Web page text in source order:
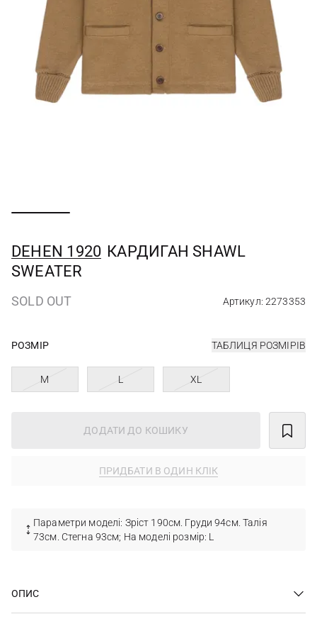
DEHEN 1920 КАРДИГАН SHAWL
SWEATER
SOLD OUT Артикул: 2273353
РОЗМІР ТАБЛИЦЯ РОЗМІРІВ
M L XL
ДОДАТИ ДО КОШИКУ
ПРИДБАТИ В ОДИН КЛІК
Параметри моделі: Зріст 190см. Груди 94см. Талія
73см. Стегна 93см; На моделі розмір: L
ОПИС